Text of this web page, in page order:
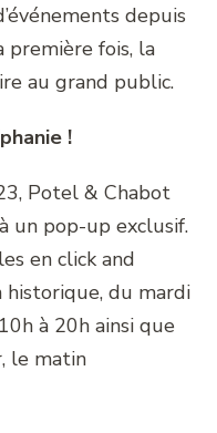
depuis
première fois, la
au grand public.
!
Potel & Chabot
un pop-up exclusif.
en click and
du mardi
à 20h ainsi que
le matin